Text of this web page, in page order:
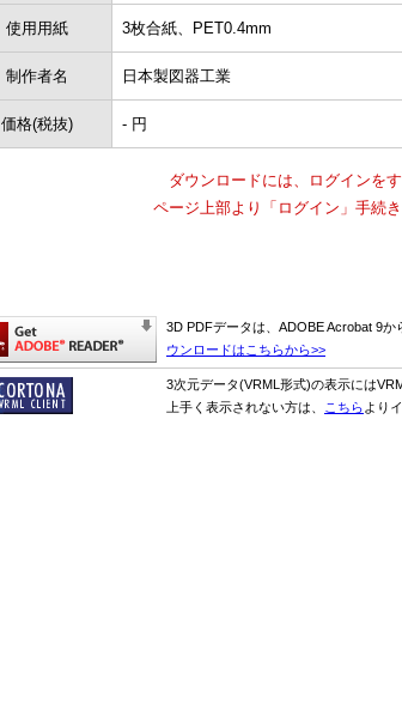
使用用紙 3枚合紙、PET0.4mm
制作者名 日本製図器工業
価格(税抜) - 円
ダウンロードには、ログインを
ページ上部より「ログイン」手続
3D PDFデータは、ADOBE Acrobat 9
ウンロードはこちらから>>
3次元データ(VRML形式)の表示には
上手く表示されない方は、
こちら より